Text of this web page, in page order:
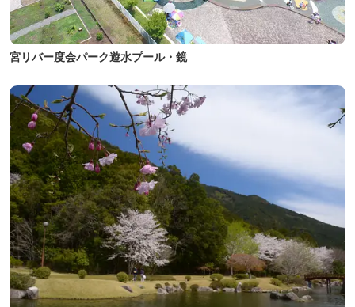
宮リバー度会パーク遊水プール・鏡